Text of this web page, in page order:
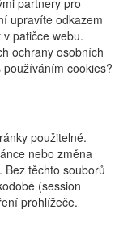
partnery pro
upravíte odkazem
patičce webu.
ochrany osobních
cookies?
použitelné.
nebo změna
těchto souborů
(session
prohlížeče.